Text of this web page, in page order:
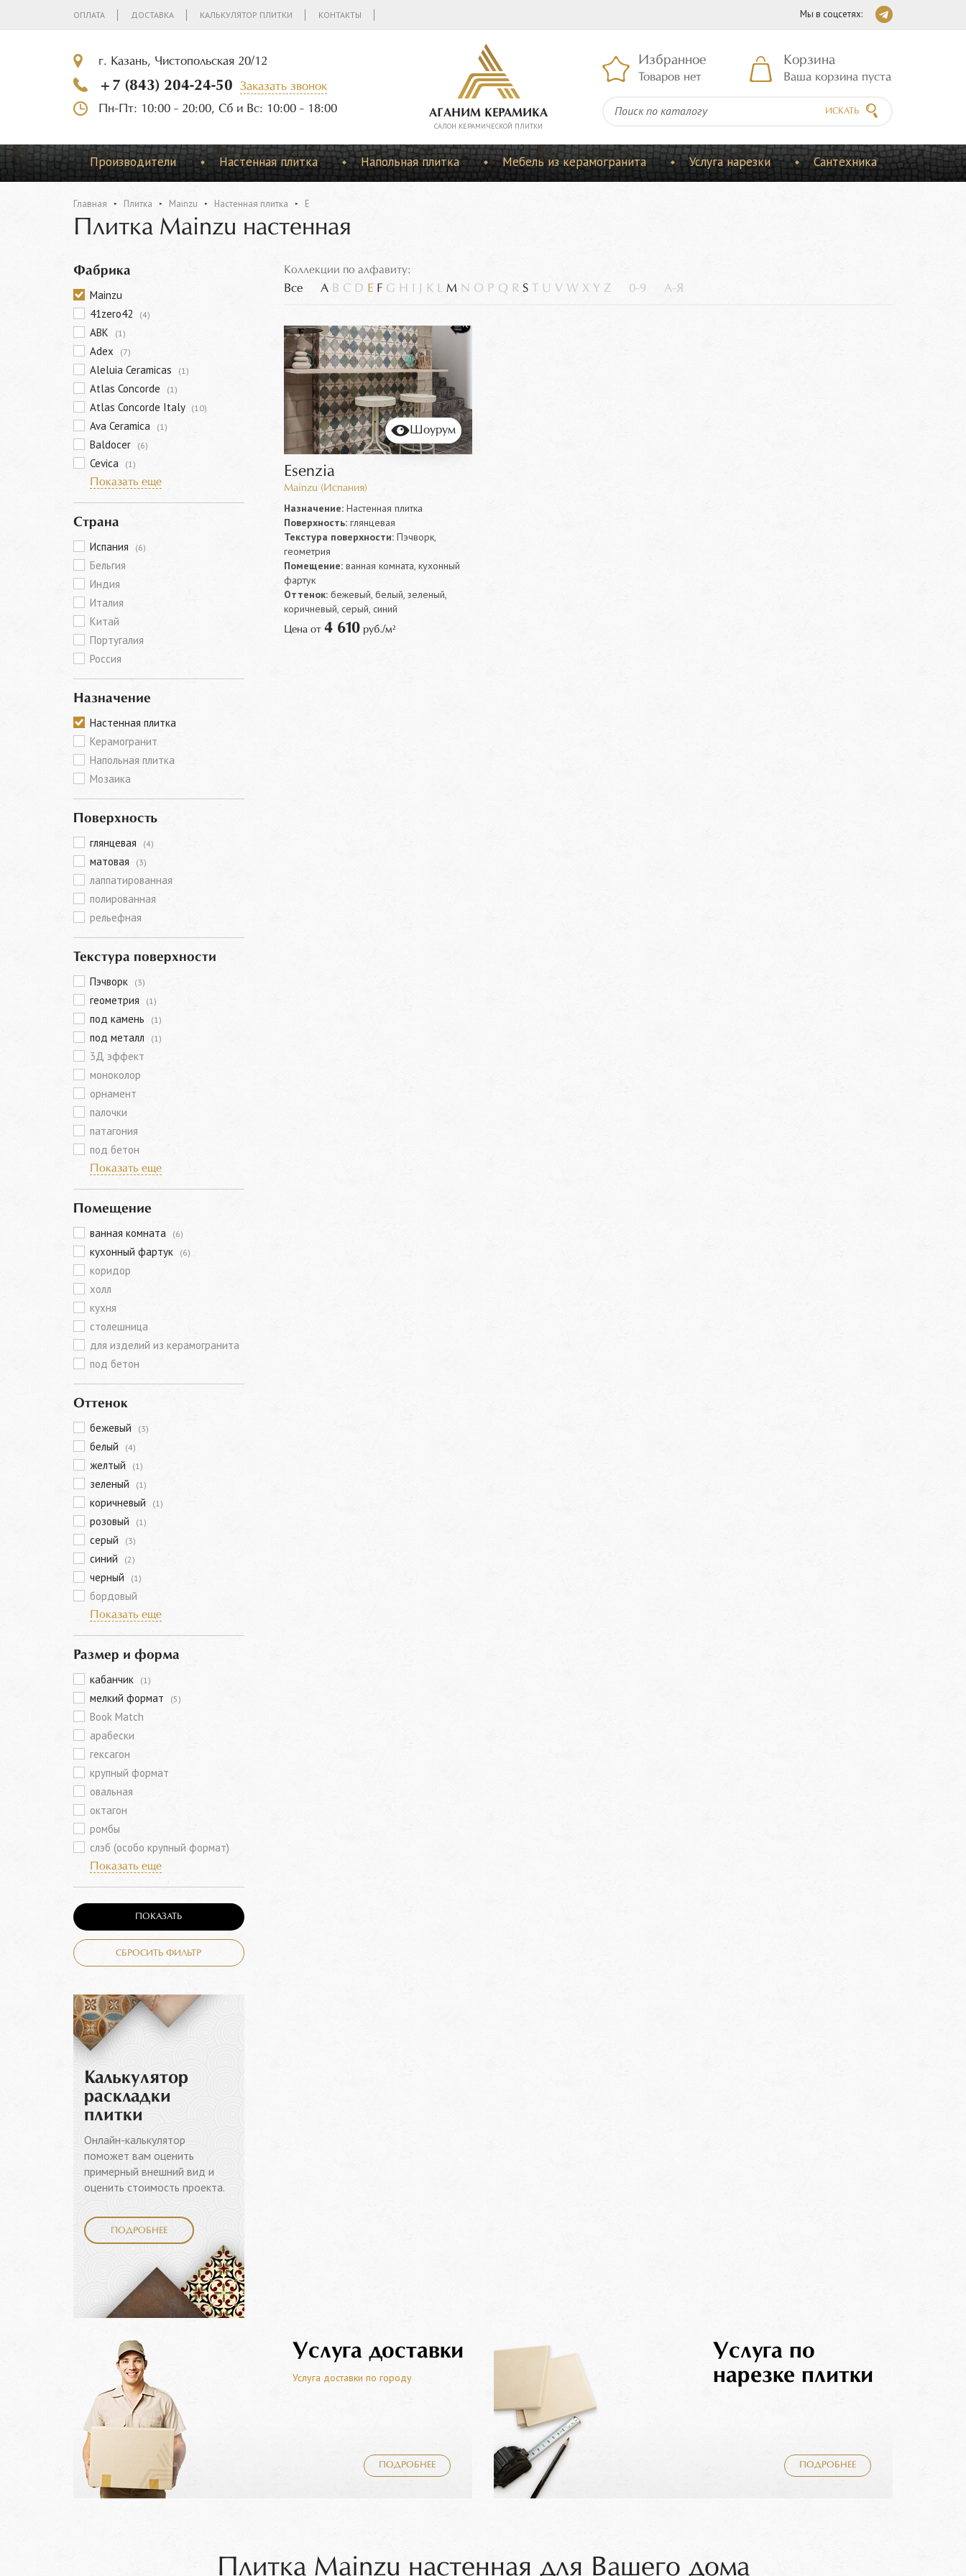
ОПЛАТА ДОСТАВКА КАЛЬКУЛЯТОР ПЛИТКИ КОНТАКТЫ Мы в соцсетях:
г. Казань, Чистопольская 20/12
+7 (843) 204-24-50
Заказать звонок
Пн-Пт: 10:00 - 20:00, Сб и Вс: 10:00 - 18:00
АГАНИМ КЕРАМИКА
CАЛОН КЕРАМИЧЕСКОЙ ПЛИТКИ
Избранное
Товаров нет
Корзина
Ваша корзина пуста
ИСКАТЬ
Производители Настенная плитка Напольная плитка Мебель из керамогранита Услуга нарезки Сантехника
Главная Плитка Mainzu Настенная плитка E
Плитка Mainzu настенная
Фабрика
Mainzu
41zero42
(4)
ABK (1)
Adex (7)
Aleluia Ceramicas (1)
Atlas Concorde (1)
Atlas Concorde Italy (10)
Ava Ceramica (1)
Baldocer (6)
Cevica
(1)
Показать еще
Страна
Испания (6)
Бельгия
Индия
Италия
Китай
Португалия
Россия
Назначение
Настенная плитка
Керамогранит
Напольная плитка
Мозаика
Поверхность
глянцевая (4)
матовая (3)
лаппатированная
полированная
рельефная
Текстура поверхности
Пэчворк (3)
геометрия (1)
под камень (1)
под металл (1)
3Д эффект
моноколор
орнамент
палочки
патагония
под бетон
Показать еще
Помещение
ванная комната (6)
кухонный фартук (6)
коридор
холл
кухня
столешница
для изделий из керамогранита
под бетон
Оттенок
бежевый (3)
белый (4)
желтый (1)
зеленый (1)
коричневый (1)
розовый (1)
серый (3)
синий (2)
черный (1)
бордовый
Показать еще
Размер и форма
кабанчик (1)
мелкий формат (5)
Book Match
арабески
гексагон
крупный формат
овальная
октагон
ромбы
слэб (особо крупный формат)
Показать еще
ПОКАЗАТЬ
СБРОСИТЬ ФИЛЬТР
Калькулятор
раскладки
плитки
Онлайн-калькулятор
поможет вам оценить
примерный внешний вид и
оценить стоимость проекта.
ПОДРОБНЕЕ
Коллекции по алфавиту:
Все A B C D E F G H K L M N O P Q R S U V W X Y Z 0-9 А-Я
Шоурум
Esenzia
Mainzu (Испания)
Назначение:Настенная плитка
Поверхность:глянцевая
Текстура поверхности:Пэчворк,
геометрия
Помещение:ванная комната, кухонный
фартук
Оттенок:бежевый, белый, зеленый,
коричневый, серый, синий
Цена от 4 610руб./м²
Услуга доставки
Услуга доставки по городу
ПОДРОБНЕЕ
Услуга по
нарезке плитки
ПОДРОБНЕЕ
Плитка Mainzu настенная для Вашего дома